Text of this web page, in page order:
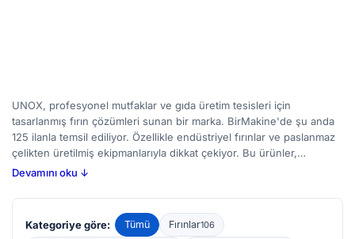
UNOX, profesyonel mutfaklar ve gıda üretim tesisleri için
tasarlanmış fırın çözümleri sunan bir marka. BirMakine'de şu anda
125 ilanla temsil ediliyor. Özellikle endüstriyel fırınlar ve paslanmaz
çelikten üretilmiş ekipmanlarıyla dikkat çekiyor. Bu ürünler,
restoranlardan otellere, catering firmalarından pastanelere kadar
sıcaklık aralığı, enerji verimliliği gibi özelliklere dikkat etmek
gerekiyor. Paslanmaz çelik ürünlerde ise dayanıklılık ve hijyen ilk
sıradadır. BirMakine'de yeni ve ikinci el UNOX ilanlarını inceleyerek
Devamını oku ↓
Kategoriye göre: Tümü Fırınlar106